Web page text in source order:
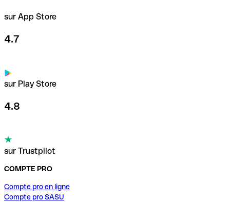
sur App Store
4.7
sur Play Store
4.8
sur Trustpilot
COMPTE PRO
Compte pro en ligne
Compte pro SASU